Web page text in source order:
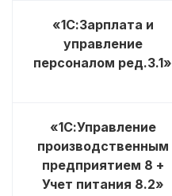
«1С:Зарплата и
управление
персоналом ред.3.1»
«1С:Управление
производственным
предприятием 8 +
Учет питания 8.2»